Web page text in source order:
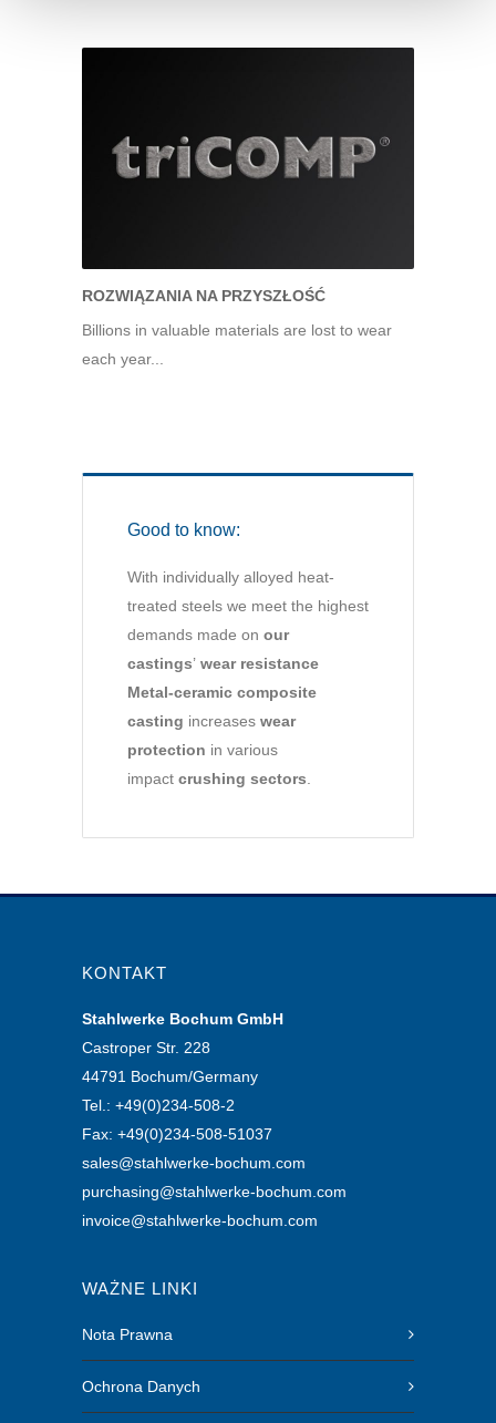
ROZWIĄZANIA NA PRZYSZŁOŚĆ
Billions in valuable materials are lost to wear
each year...
Good to know:
With individually alloyed heat-
treated steels we meet the highest
demands made on our
castings’ wear resistance
Metal-ceramic composite
casting increases wear
protection in various
impact crushing sectors
KONTAKT
Stahlwerke Bochum GmbH
Castroper Str. 228
44791 Bochum/Germany
Tel.: +49(0)234-508-2
Fax: +49(0)234-508-51037
sales@stahlwerke-bochum.com
purchasing@stahlwerke-bochum.com
invoice@stahlwerke-bochum.com
WAŻNE LINKI
Nota Prawna
Ochrona Danych